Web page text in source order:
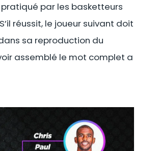
pratiqué par les basketteurs
réussit, le joueur suivant doit
sa reproduction du
assemblé le mot complet a